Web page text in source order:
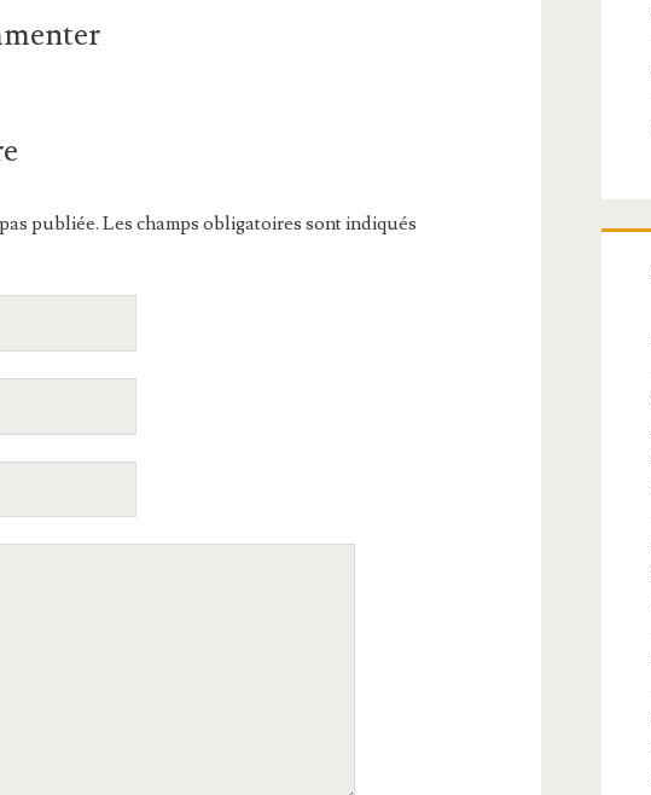
publiée. Les champs obligatoires sont indiqués